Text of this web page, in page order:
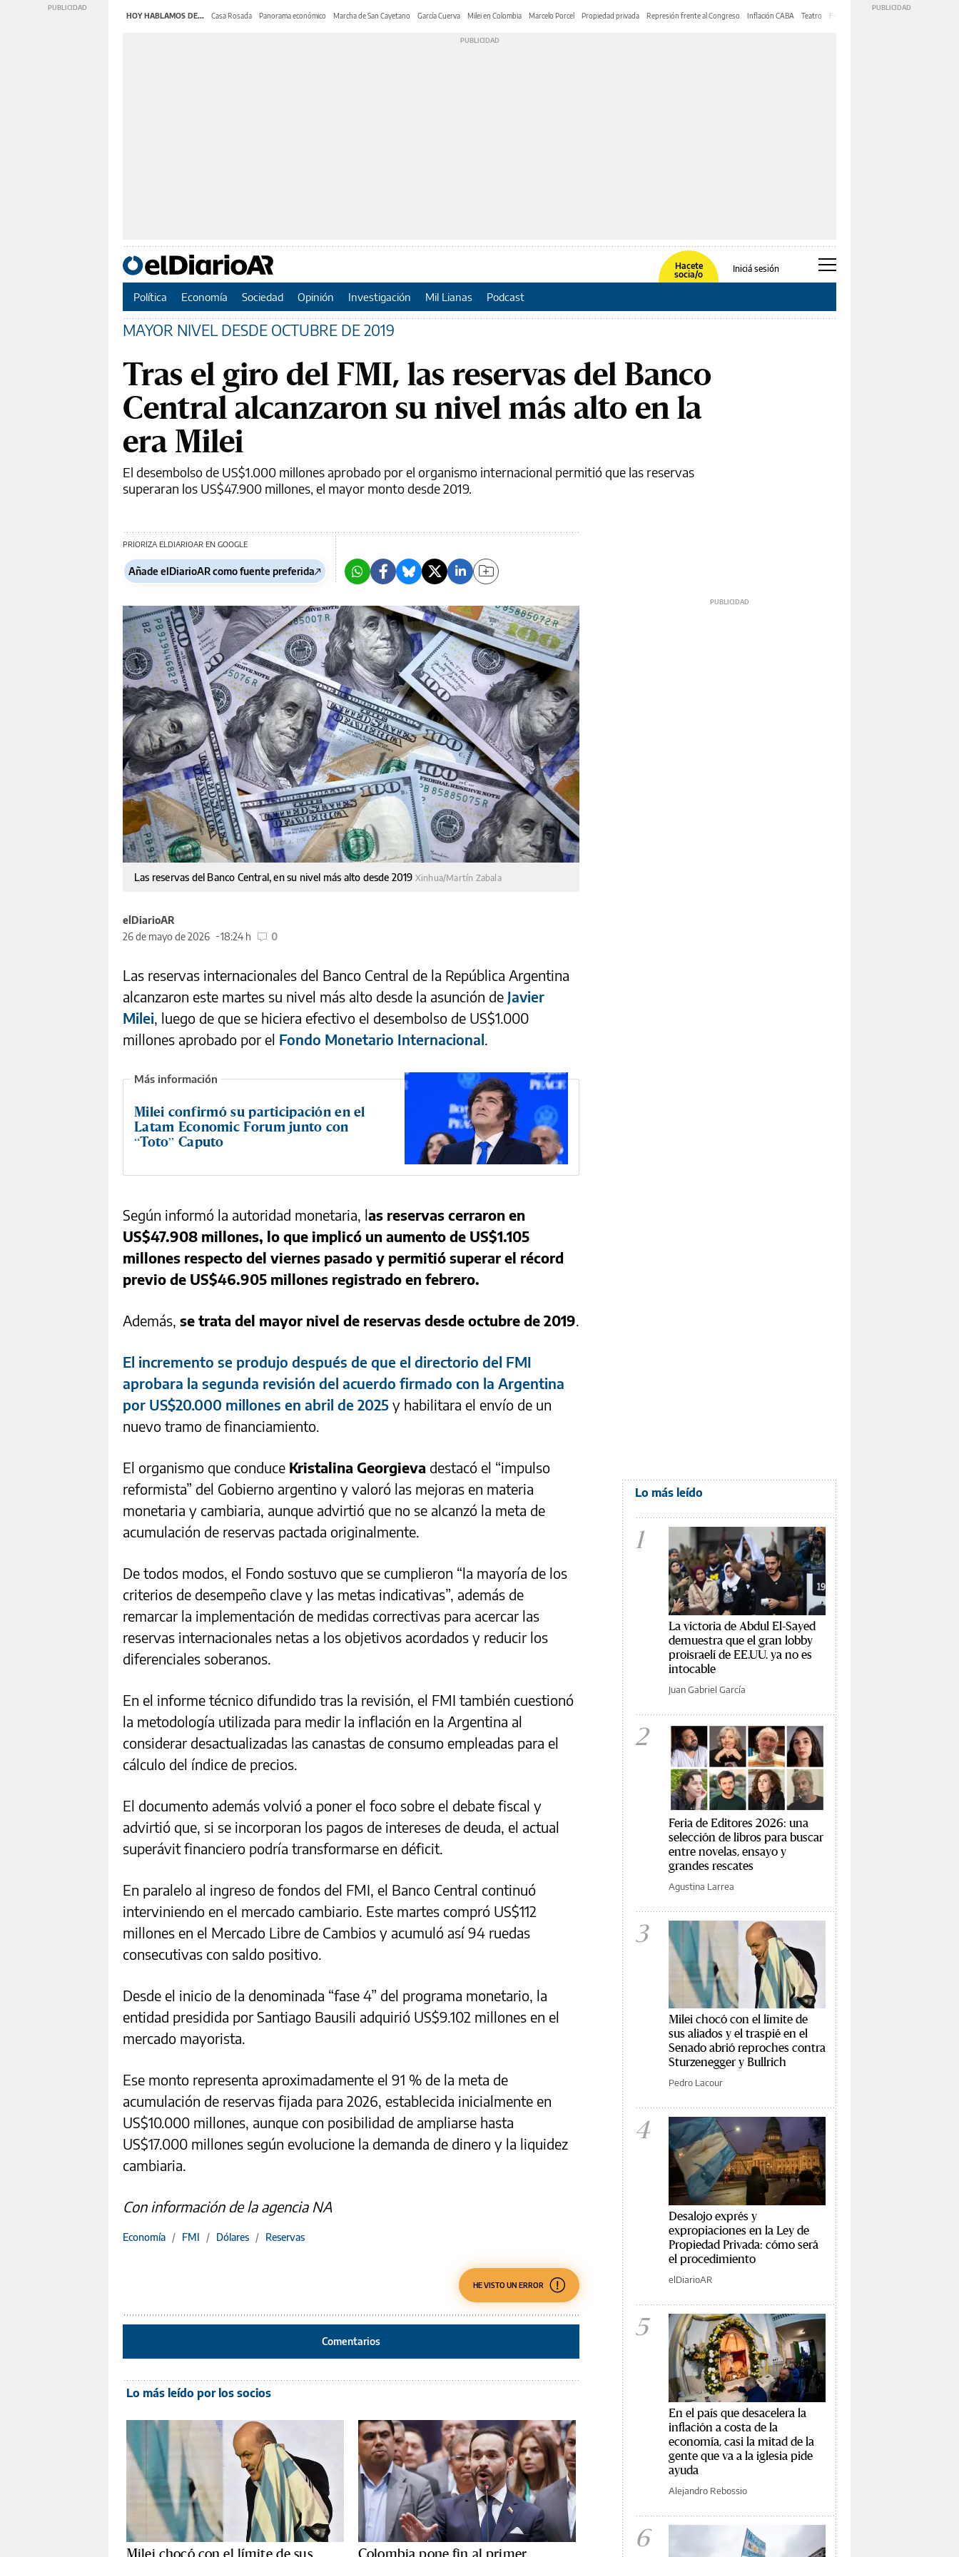
HOY HABLAMOS DE... Casa Rosada Panorama económico Marcha de San Cayetano García Cuerva Milei en Colombia Marcelo Porcel Propiedad privada Represión frente al Congreso Inflación CABA Teatro Feria de Editores
Hacete
socia/o
Iniciá sesión
Política Economía Sociedad Opinión Investigación Mil Lianas Podcast
MAYOR NIVEL DESDE OCTUBRE DE 2019
Tras el giro del FMI, las reservas del Banco
Central alcanzaron su nivel más alto en la
era Milei
El desembolso de US$1.000 millones aprobado por el organismo internacional permitió que las reservas
superaran los US$47.900 millones, el mayor monto desde 2019.
PRIORIZA ELDIARIOAR EN GOOGLE
Añade elDiarioAR como fuente preferida
Las reservas del Banco Central, en su nivel más alto desde 2019 Xinhua/Martín Zabala
elDiarioAR
26 de mayo de 2026
18:24 h 0
Las reservas internacionales del Banco Central de la República Argentina
alcanzaron este martes su nivel más alto desde la asunción de Javier
Milei, luego de que se hiciera efectivo el desembolso de US$1.000
millones aprobado por el Fondo Monetario Internacional.
Milei confirmó su participación en el
Latam Economic Forum junto con
“Toto” Caputo
Según informó la autoridad monetaria, las reservas cerraron en
US$47.908 millones, lo que implicó un aumento de US$1.105
millones respecto del viernes pasado y permitió superar el récord
previo de US$46.905 millones registrado en febrero.
Además, se trata del mayor nivel de reservas desde octubre de 2019.
El incremento se produjo después de que el directorio del FMI
aprobara la segunda revisión del acuerdo firmado con la Argentina
por US$20.000 millones en abril de 2025 y habilitara el envío de un
nuevo tramo de financiamiento.
El organismo que conduce Kristalina Georgieva destacó el “impulso
reformista” del Gobierno argentino y valoró las mejoras en materia
monetaria y cambiaria, aunque advirtió que no se alcanzó la meta de
acumulación de reservas pactada originalmente.
De todos modos, el Fondo sostuvo que se cumplieron “la mayoría de los
criterios de desempeño clave y las metas indicativas”, además de
remarcar la implementación de medidas correctivas para acercar las
reservas internacionales netas a los objetivos acordados y reducir los
diferenciales soberanos.
En el informe técnico difundido tras la revisión, el FMI también cuestionó
la metodología utilizada para medir la inflación en la Argentina al
considerar desactualizadas las canastas de consumo empleadas para el
cálculo del índice de precios.
El documento además volvió a poner el foco sobre el debate fiscal y
advirtió que, si se incorporan los pagos de intereses de deuda, el actual
superávit financiero podría transformarse en déficit.
En paralelo al ingreso de fondos del FMI, el Banco Central continuó
interviniendo en el mercado cambiario. Este martes compró US$112
millones en el Mercado Libre de Cambios y acumuló así 94 ruedas
consecutivas con saldo positivo.
Desde el inicio de la denominada “fase 4” del programa monetario, la
entidad presidida por Santiago Bausili adquirió US$9.102 millones en el
mercado mayorista.
Ese monto representa aproximadamente el 91 % de la meta de
acumulación de reservas fijada para 2026, establecida inicialmente en
US$10.000 millones, aunque con posibilidad de ampliarse hasta
US$17.000 millones según evolucione la demanda de dinero y la liquidez
cambiaria.
Con información de la agencia NA
Economía / FMI / Dólares / Reservas
HE VISTO UN ERROR
Comentarios
Lo más leído por los socios
Lo más leído
1
La victoria de Abdul El-Sayed
demuestra que el gran lobby
proisraelí de EE.UU. ya no es
intocable
Juan Gabriel García
2
Feria de Editores 2026: una
selección de libros para buscar
entre novelas, ensayo y
grandes rescates
Agustina Larrea
3
Milei chocó con el límite de
sus aliados y el traspié en el
Senado abrió reproches contra
Sturzenegger y Bullrich
Pedro Lacour
4
Desalojo exprés y
expropiaciones en la Ley de
Propiedad Privada: cómo será
el procedimiento
elDiarioAR
5
En el país que desacelera la
inflación a costa de la
economía, casi la mitad de la
gente que va a la iglesia pide
ayuda
Alejandro Rebossio
6